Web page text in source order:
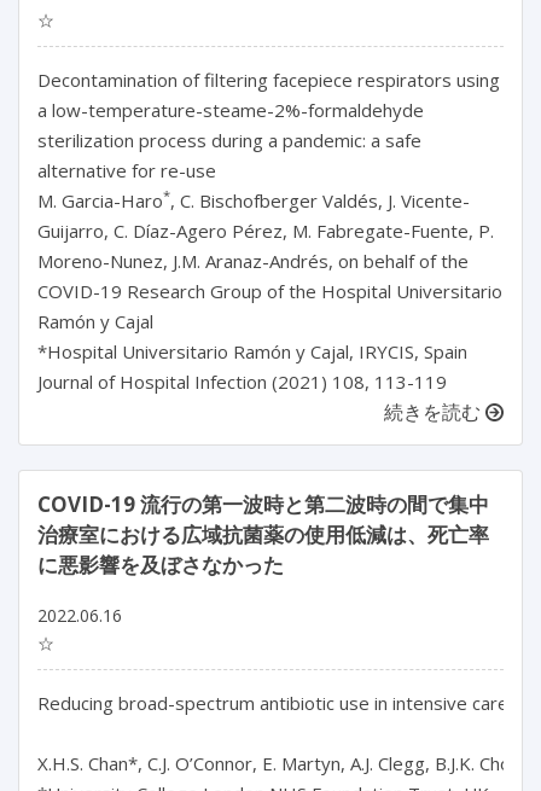
☆
Decontamination of filtering facepiece respirators using
a low-temperature-steame-2%-formaldehyde
sterilization process during a pandemic: a safe
alternative for re-use
M. Garcia-Haro*, C. Bischofberger Valdés, J. Vicente-
Guijarro, C. Díaz-Agero Pérez, M. Fabregate-Fuente, P.
Moreno-Nunez, J.M. Aranaz-Andrés, on behalf of the
COVID-19 Research Group of the Hospital Universitario
Ramón y Cajal
*Hospital Universitario Ramón y Cajal, IRYCIS, Spain
Journal of Hospital Infection (2021) 108, 113-119
続きを読む
COVID-19 流行の第一波時と第二波時の間で集中
治療室における広域抗菌薬の使用低減は、死亡率
に悪影響を及ぼさなかった
2022.06.16
☆
Reducing broad-spectrum antibiotic use in intensive care
X.H.S. Chan*, C.J. O’Connor, E. Martyn, A.J. Clegg, B.J.K.